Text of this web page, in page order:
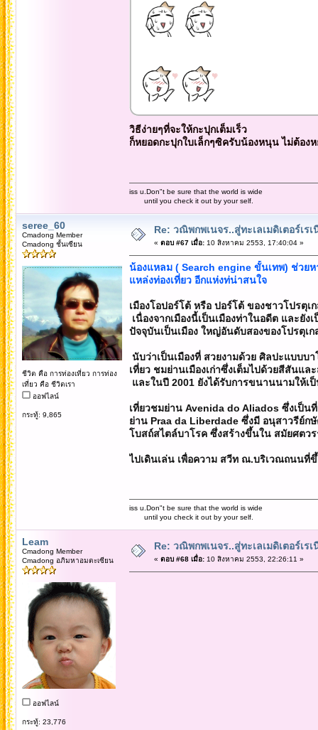
วิธีง่ายๆที่จะให้กะปุกเต็มเร็ว
ก็หยอดกะปุกใบเล็กๆซิครับน้องหนุน ไม่ต้อง
iss u.Don"t be sure that the world is wide
until you check it out by your self.
seree_60
Cmadong Member
Cmadong ชั้นเซียน
ชีวิต คือ การท่องเที่ยว การท่อง
เที่ยว คือ ชีวิตเรา
ออฟไลน์
กระทู้: 9,865
Re: วณิพกพเนจร..สู่ทะเลเมดิเตอร์เร
« ตอบ #67 เมื่อ:10 สิงหาคม 2553, 17:40:04 »
น้องแหลม ( Search engine ขั้นเทพ) ช่วย
แหล่งท่องเที่ยว อีกแห่งท่น่าสนใจ
เมืองโอปอร์โต้ หรือ ปอร์โต้ ของชาวโปรตุเ
เนื่องจากเมืองนี้เป็นเมืองท่าในอดีต และยั
ปัจจุบันเป็นเมือง ใหญ่อันดับสองของโปรตุเ
นับว่าเป็นเมืองที่ สวยงามด้วย ศิลปะแบบบา
เที่ยว ชมย่านเมืองเก่าซึ่งเต็มไปด้วยสีสันแ
และในปี 2001 ยังได้รับการขนานนามให้เ
เที่ยวชมย่าน Avenida do Aliados ซึ่งเป็น
ย่าน Praa da Liberdade ซึ่งมี อนุสาวรีย์กษั
โบสถ์สไตล์บาโรค ซึ่งสร้างขึ้นใน สมัยศตว
ไปเดินเล่น เพื่อความ สวีท ณ.บริเวณถนน
iss u.Don"t be sure that the world is wide
until you check it out by your self.
Leam
Cmadong Member
Cmadong อภิมหาอมตะเซียน
ออฟไลน์
กระทู้: 23,776
Re: วณิพกพเนจร..สู่ทะเลเมดิเตอร์เร
« ตอบ #68 เมื่อ:10 สิงหาคม 2553, 22:26:11 »